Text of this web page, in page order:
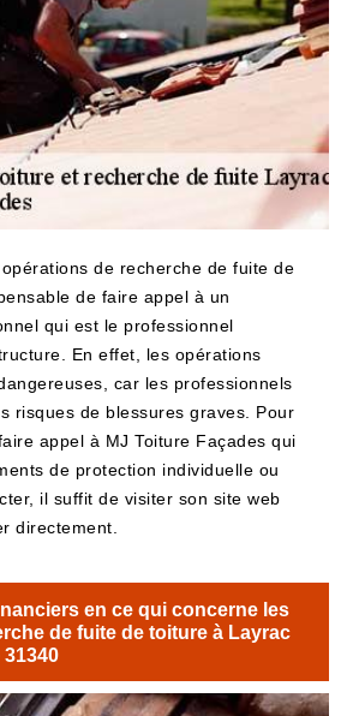
de recherche de fuite de
de faire appel à un
qui est le professionnel
En effet, les opérations
car les professionnels
risques de blessures graves. Pour
appel à MJ Toiture Façades qui
de protection individuelle ou
il suffit de visiter son site web
directement.
en ce qui concerne les
de fuite de toiture à Layrac